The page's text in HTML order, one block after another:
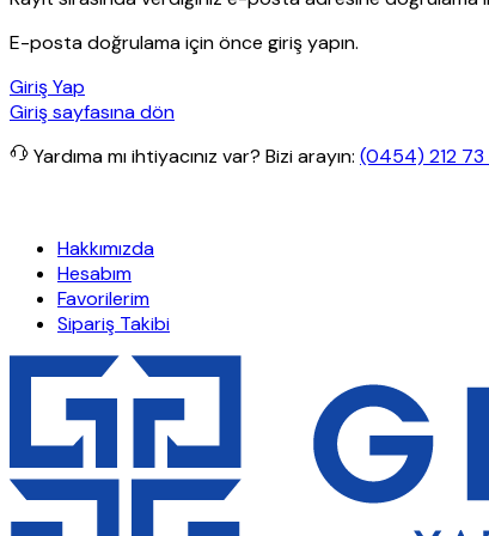
E-posta doğrulama için önce giriş yapın.
Giriş Yap
Giriş sayfasına dön
Yardıma mı ihtiyacınız var? Bizi arayın: (0454) 212
Hakkımızda
Hesabım
Favorilerim
Sipariş Takibi